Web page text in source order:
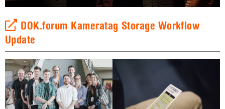
DOK.forum Kameratag Storage Workflow
Update